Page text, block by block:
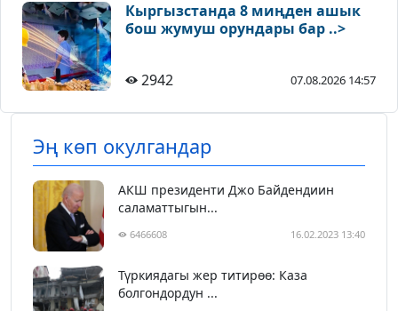
Кыргызстанда 8 миңден ашык
бош жумуш орундары бар ..>
2942 07.08.2026 14:57
Эң көп окулгандар
АКШ президенти Джо Байдендиин
саламаттыгын...
6466608 16.02.2023 13:40
Түркиядагы жер титирөө: Каза
болгондордун ...